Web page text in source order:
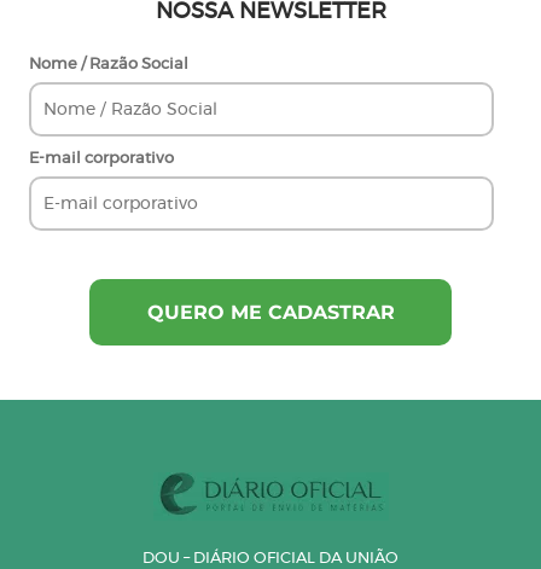
NOSSA NEWSLETTER
Nome / Razão Social
E-mail corporativo
DOU – DIÁRIO OFICIAL DA UNIÃO